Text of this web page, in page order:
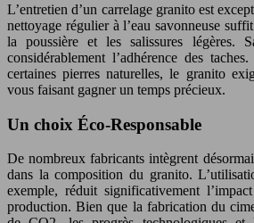
L’entretien d’un carrelage granito est
nettoyage régulier à l’eau savonneuse
la poussière et les salissures légères.
considérablement l’adhérence des
certaines pierres naturelles, le granito
vous faisant gagner un temps précieux.
Un choix Éco-Responsable
De nombreux fabricants intègrent
dans la composition du granito.
exemple, réduit significativement
production. Bien que la fabrication du